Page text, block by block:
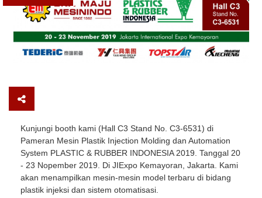
Kunjungi booth kami (Hall C3 Stand No. C3-6531) di
Pameran Mesin Plastik Injection Molding dan Automation
System PLASTIC & RUBBER INDONESIA 2019. Tanggal 20
- 23 Nopember 2019. Di JIExpo Kemayoran, Jakarta. Kami
akan menampilkan mesin-mesin model terbaru di bidang
plastik injeksi dan sistem otomatisasi.